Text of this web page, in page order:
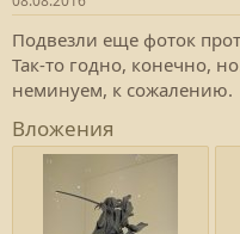
Подвезли еще фоток
Так-то годно, конечно,
неминуем, к сожалению.
Вложения